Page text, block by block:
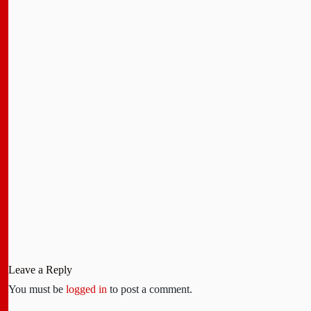
Leave a Reply
You must be logged in to post a comment.